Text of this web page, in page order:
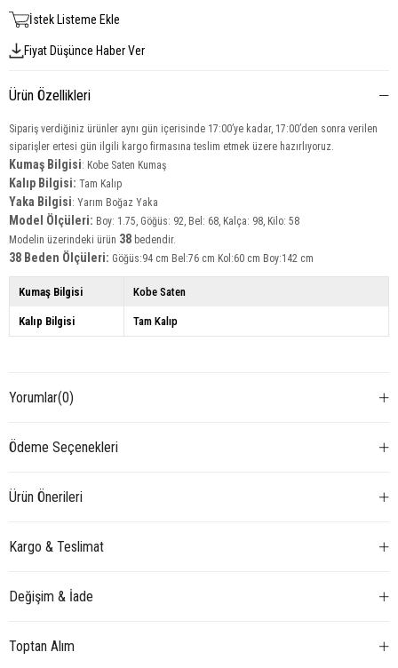
İstek Listeme Ekle
Fiyat Düşünce Haber Ver
Ürün Özellikleri
Sipariş verdiğiniz ürünler aynı gün içerisinde 17:00’ye kadar, 17:00’den sonra verilen
siparişler ertesi gün ilgili kargo firmasına teslim etmek üzere hazırlıyoruz.
Kumaş Bilgisi: Kobe Saten Kumaş
Kalıp Bilgisi: Tam Kalıp
Yaka Bilgisi: Yarım Boğaz Yaka
Model Ölçüleri: Boy: 1.75, Göğüs: 92, Bel: 68, Kalça: 98, Kilo: 58
Modelin üzerindeki ürün 38 bedendir.
38 Beden Ölçüleri: Göğüs:94 cm Bel:76 cm Kol:60 cm Boy:142 cm
Kumaş Bilgisi Kobe Saten
Kalıp Bilgisi Tam Kalıp
Yorumlar(0)
Ödeme Seçenekleri
Ürün Önerileri
Kargo & Teslimat
Değişim & İade
Toptan Alım